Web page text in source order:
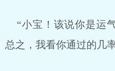
“小宝！该说你是运
总之，我看你通过的几